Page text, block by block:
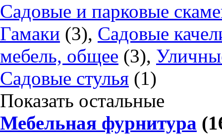
Садовые и парковые
Гамаки (3), Садовые
мебель, общее (3),
Садовые стулья (1)
Показать остальные
Мебельная фурнитура